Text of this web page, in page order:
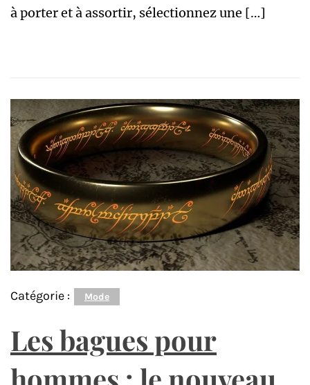
à porter et à assortir, sélectionnez une […]
Catégorie : Mode
Les bagues pour